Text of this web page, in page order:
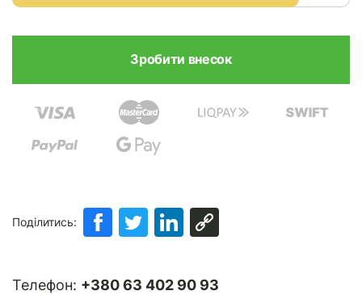
Поділитись:
Телефон: +380 63 402 90 93